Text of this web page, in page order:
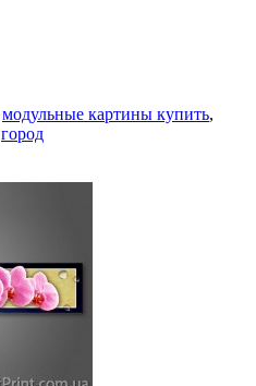
модульные картины купить,
город